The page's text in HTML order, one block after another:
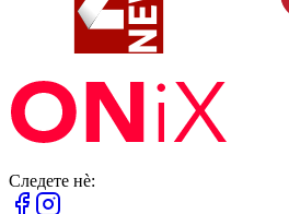
Следете нè: